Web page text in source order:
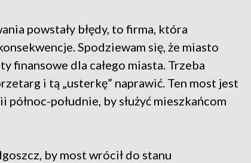
powstały błędy, to firma, która
Spodziewam się, że miasto
finansowe dla całego miasta. Trzeba
i tą „usterkę” naprawić. Ten most jest
południe, by służyć mieszkańcom
by most wrócił do stanu